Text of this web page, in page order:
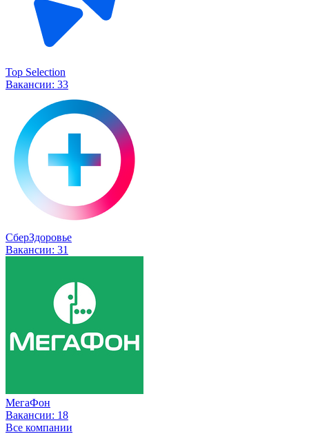
Top Selection
Вакансии: 33
СберЗдоровье
Вакансии: 31
МегаФон
Вакансии: 18
Все компании